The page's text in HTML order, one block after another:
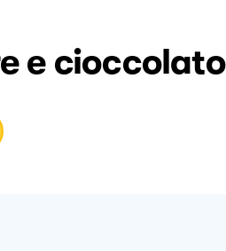
e cioccolato